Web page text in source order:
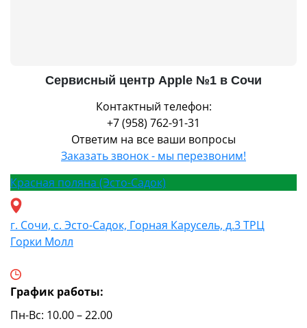
Сервисный центр Apple №1 в Сочи
Контактный телефон:
+7 (958) 762-91-31
Ответим на все ваши вопросы
Заказать звонок - мы перезвоним!
Красная поляна (Эсто-Садок)
г. Сочи, с. Эсто-Садок, Горная Карусель, д.3 ТРЦ
Горки Молл
График работы:
Пн-Вс: 10.00 – 22.00